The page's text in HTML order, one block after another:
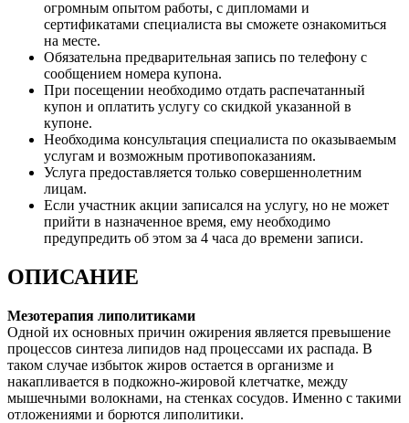
огромным опытом работы, с дипломами и
сертификатами специалиста вы сможете ознакомиться
на месте.
Обязательна предварительная запись по телефону с
сообщением номера купона.
При посещении необходимо отдать распечатанный
купон и оплатить услугу со скидкой указанной в
купоне.
Необходима консультация специалиста по оказываемым
услугам и возможным противопоказаниям.
Услуга предоставляется только совершеннолетним
лицам.
Если участник акции записался на услугу, но не может
прийти в назначенное время, ему необходимо
предупредить об этом за 4 часа до времени записи.
ОПИСАНИЕ
Мезотерапия липолитиками
Одной их основных причин ожирения является превышение
процессов синтеза липидов над процессами их распада. В
таком случае избыток жиров остается в организме и
накапливается в подкожно-жировой клетчатке, между
мышечными волокнами, на стенках сосудов. Именно с такими
отложениями и борются липолитики.